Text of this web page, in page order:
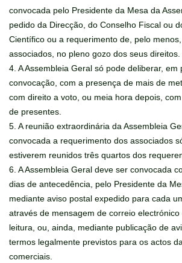
convocada pelo Presidente da Mesa da
pedido da Direcção, do Conselho Fiscal ou
Científico ou a requerimento de, pelo
associados, no pleno gozo dos seus direitos.
4. A Assembleia Geral só pode deliberar, em
convocação, com a presença de mais de
com direito a voto, ou meia hora depois,
de presentes.
5. A reunião extraordinária da Assembleia
convocada a requerimento dos associados
estiverem reunidos três quartos dos
6. A Assembleia Geral deve ser convocada
dias de antecedência, pelo Presidente da
mediante aviso postal expedido para cada
através de mensagem de correio
leitura, ou, ainda, mediante publicação de
termos legalmente previstos para os actos
comerciais.